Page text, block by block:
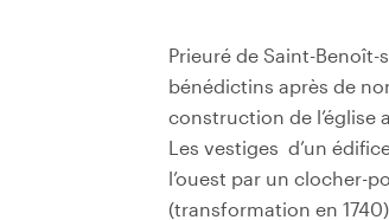
Prieuré de Saint-Benoît-
bénédictins après de
construction de l’église
Les vestiges d’un
l’ouest par un clocher-
(transformation en